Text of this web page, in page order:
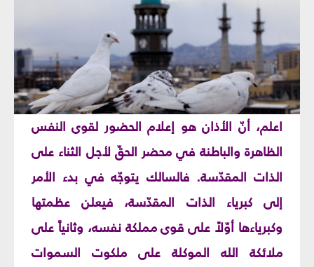
اعلم، أنّ الأذان هو إعلام الحضور لقوى النفس
الظاهرة والباطنة في محضر الحقّ لأجل الثناء على
الذات المقدّسة. فالسالك يتوجّه في بدء الأمر
إلى كبرياء الذات المقدّسة، فيعلن عظمتها
وكبرياءها أوّلاً على قوى مملكة نفسه، وثانياً على
ملائكة الله الموكلة على ملكوت السموات